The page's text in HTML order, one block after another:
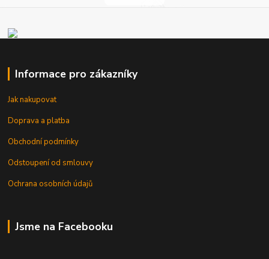
Informace pro zákazníky
Jak nakupovat
Doprava a platba
Obchodní podmínky
Odstoupení od smlouvy
Ochrana osobních údajů
Jsme na Facebooku